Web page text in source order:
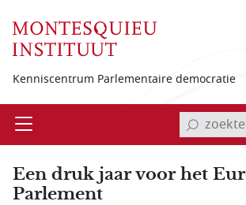
Kenniscentrum Parlementaire democratie
Open invoerveld
Een druk jaar voor het
Parlement